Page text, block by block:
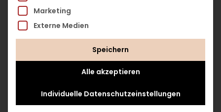
Einmal alles, bitte: jenseits vom
Gemüsebeet
Fehlt noch die Kirsche auf dem Sahnehäub–,
äh, im Erntekorb: Obst, Beeren und Kräuter
haben auf jeden Fall ebenfalls ihren Platz im
den Brombeerstrauch, her mit der
Das könnte dir gefallen
Marketing
Externe Medien
Speichern
Alle akzeptieren
Individuelle Datenschutzeinstellungen